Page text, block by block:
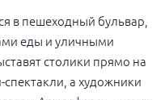
в пешеходный бульвар,
еды и уличными
столики прямо на
а художники